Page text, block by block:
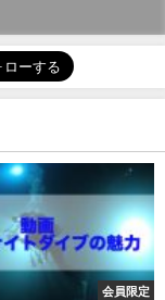
会員限定